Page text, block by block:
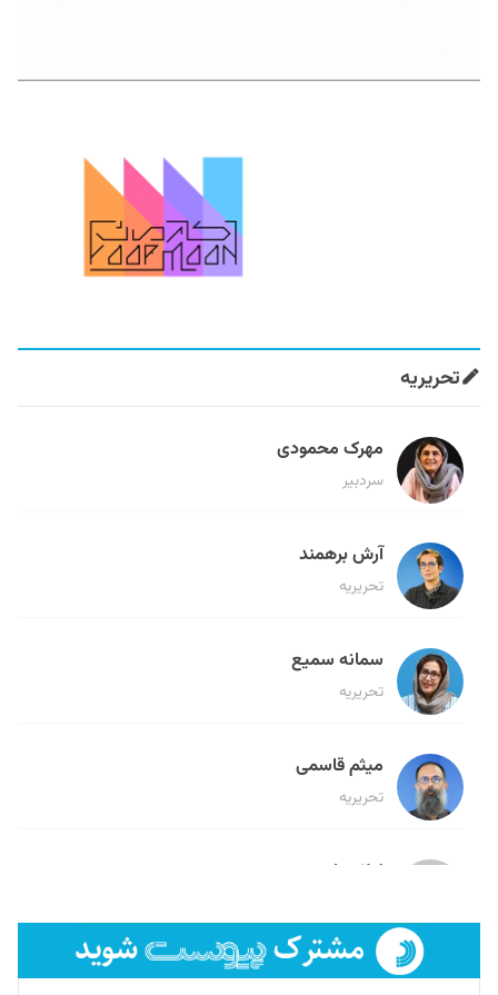
تحریریه
مهرک محمودی
سردبیر
آرش برهمند
تحریریه
سمانه سمیع
تحریریه
میثم قاسمی
تحریریه
لیلا حنارود
فائزه فتحی رستمی